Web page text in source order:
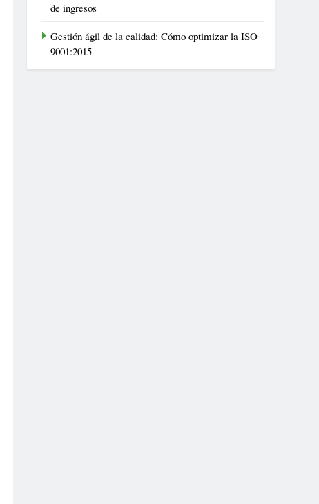
de ingresos
Gestión ágil de la calidad: Cómo optimizar la ISO
9001:2015